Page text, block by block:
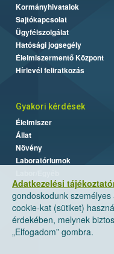
Adatkezelési
gondoskodunk
cookie-kat (sütiket)
érdekében, melynek
„Elfogadom” gombra.
Kormányhivatalok
Sajtókapcsolat
Ügyfélszolgálat
Hatósági jogsegély
Élelmiszermentő Központ
Hírlevél feliratkozás
Gyakori kérdések
Élelmiszer
Állat
Növény
Laboratóriumok